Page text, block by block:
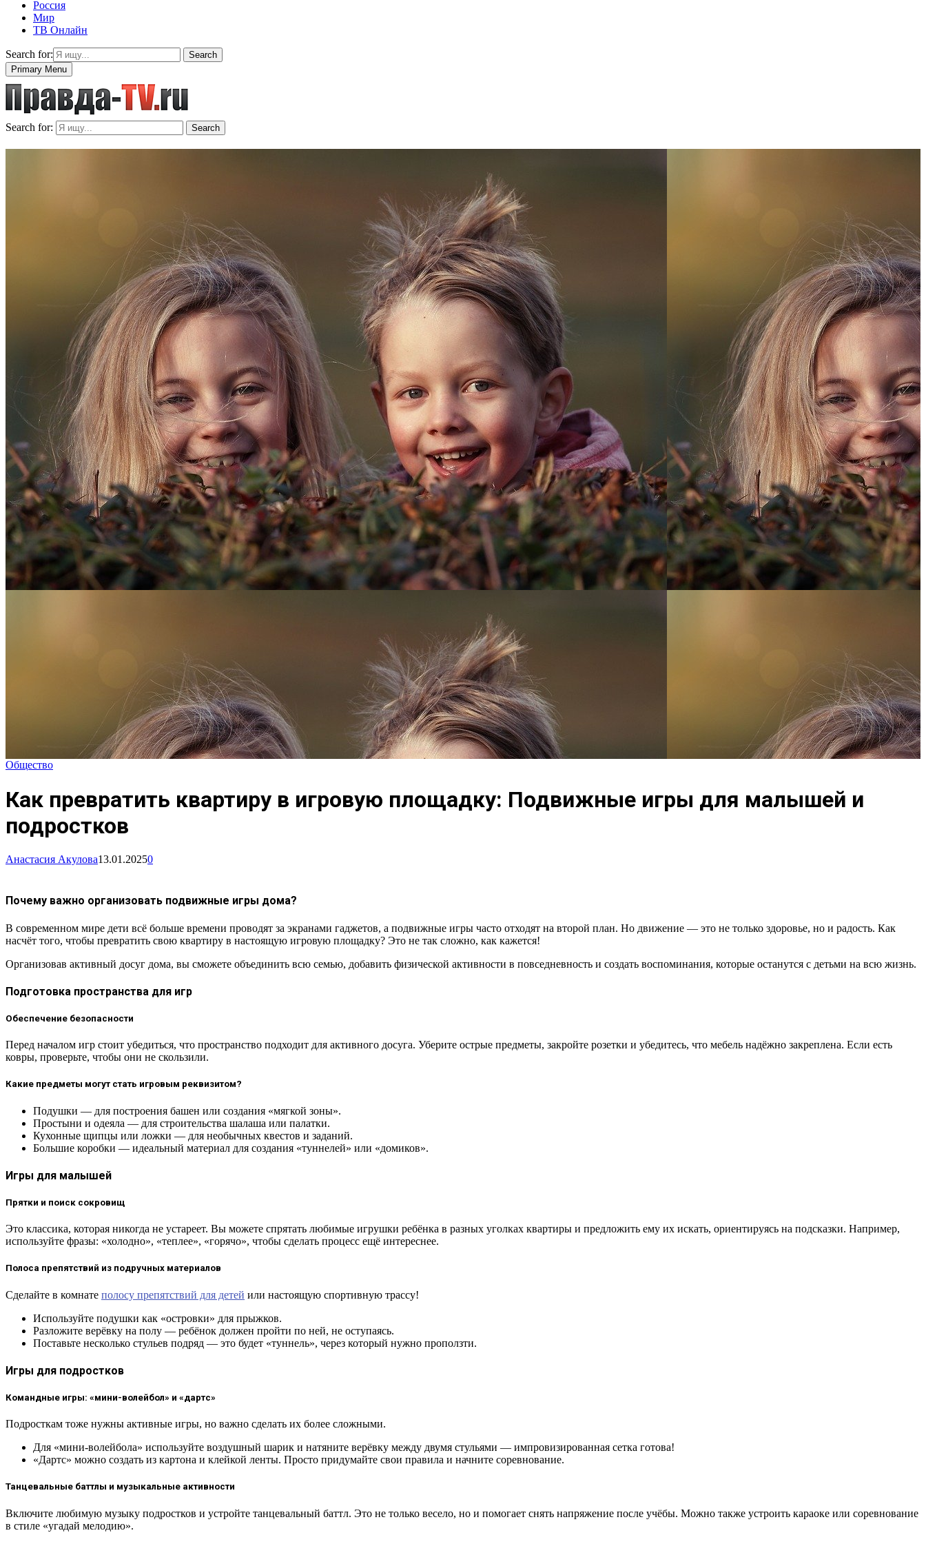
Россия
Мир
ТВ Онлайн
Search for:
Search
Primary Menu
Search for: Search
Общество
Как превратить квартиру в игровую площадку: Подвижные игры для малышей и
подростков
Анастасия Акулова13.01.20250
Почему важно организовать подвижные игры дома?
В современном мире дети всё больше времени проводят за экранами гаджетов, а подвижные игры часто отходят на второй план. Но движение — это не только здоровье, но и радость. Как
насчёт того, чтобы превратить свою квартиру в настоящую игровую площадку? Это не так сложно, как кажется!
Организовав активный досуг дома, вы сможете объединить всю семью, добавить физической активности в повседневность и создать воспоминания, которые останутся с детьми на всю жизнь.
Подготовка пространства для игр
Обеспечение безопасности
Перед началом игр стоит убедиться, что пространство подходит для активного досуга. Уберите острые предметы, закройте розетки и убедитесь, что мебель надёжно закреплена. Если есть
ковры, проверьте, чтобы они не скользили.
Какие предметы могут стать игровым реквизитом?
Подушки — для построения башен или создания «мягкой зоны».
Простыни и одеяла — для строительства шалаша или палатки.
Кухонные щипцы или ложки — для необычных квестов и заданий.
Большие коробки — идеальный материал для создания «туннелей» или «домиков».
Игры для малышей
Прятки и поиск сокровищ
Это классика, которая никогда не устареет. Вы можете спрятать любимые игрушки ребёнка в разных уголках квартиры и предложить ему их искать, ориентируясь на подсказки. Например,
используйте фразы: «холодно», «теплее», «горячо», чтобы сделать процесс ещё интереснее.
Полоса препятствий из подручных материалов
Сделайте в комнате полосу препятствий для детей или настоящую спортивную трассу!
Используйте подушки как «островки» для прыжков.
Разложите верёвку на полу — ребёнок должен пройти по ней, не оступаясь.
Поставьте несколько стульев подряд — это будет «туннель», через который нужно проползти.
Игры для подростков
Командные игры: «мини-волейбол» и «дартс»
Подросткам тоже нужны активные игры, но важно сделать их более сложными.
Для «мини-волейбола» используйте воздушный шарик и натяните верёвку между двумя стульями — импровизированная сетка готова!
«Дартс» можно создать из картона и клейкой ленты. Просто придумайте свои правила и начните соревнование.
Танцевальные баттлы и музыкальные активности
Включите любимую музыку подростков и устройте танцевальный баттл. Это не только весело, но и помогает снять напряжение после учёбы. Можно также устроить караоке или соревнование
в стиле «угадай мелодию».